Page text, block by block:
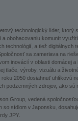
technologický líder, ktorý
obohacovaniu komunít
technológií, a tiež digitálnych
sa zameriava na
inovácií v oblasti domácej a
tlače, výroby, vizuálu a
2050 dosiahnuť uhlíkovú
podzemných zdrojov, ako sú
Group, vedená
so sídlom v Japonsku,
JPY.